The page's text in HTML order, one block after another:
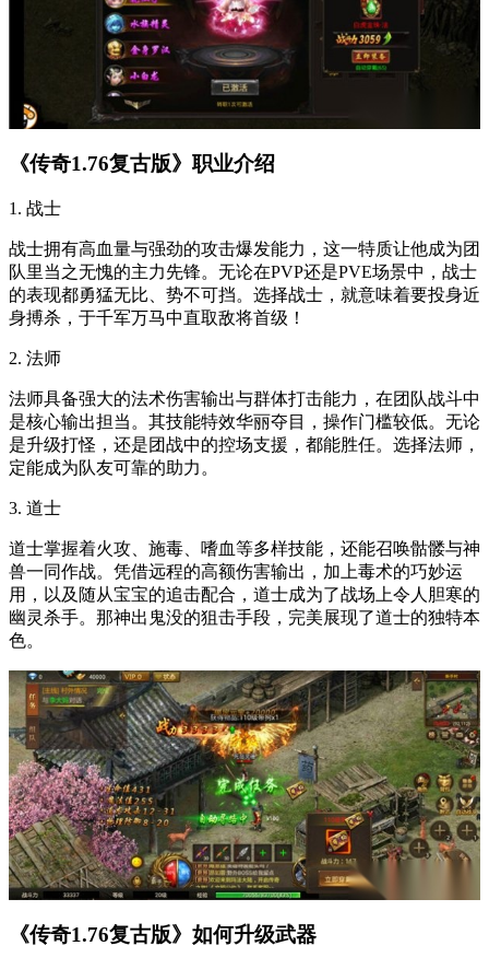
《传奇1.76复古版》职业介绍
1. 战士
战士拥有高血量与强劲的攻击爆发能力，这一特质让他成为团
队里当之无愧的主力先锋。无论在PVP还是PVE场景中，战士
的表现都勇猛无比、势不可挡。选择战士，就意味着要投身近
身搏杀，于千军万马中直取敌将首级！
2. 法师
法师具备强大的法术伤害输出与群体打击能力，在团队战斗中
是核心输出担当。其技能特效华丽夺目，操作门槛较低。无论
是升级打怪，还是团战中的控场支援，都能胜任。选择法师，
定能成为队友可靠的助力。
3. 道士
道士掌握着火攻、施毒、嗜血等多样技能，还能召唤骷髅与神
兽一同作战。凭借远程的高额伤害输出，加上毒术的巧妙运
用，以及随从宝宝的追击配合，道士成为了战场上令人胆寒的
幽灵杀手。那神出鬼没的狙击手段，完美展现了道士的独特本
色。
《传奇1.76复古版》如何升级武器